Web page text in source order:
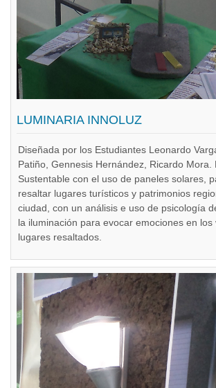
LUMINARIA INNOLUZ
Diseñada por los Estudiantes Leonardo
Patiño, Gennesis Hernández, Ricardo Mora.
Sustentable con el uso de paneles solares,
resaltar lugares turísticos y patrimonios
ciudad, con un análisis e uso de psicología
la iluminación para evocar emociones en los
lugares resaltados.